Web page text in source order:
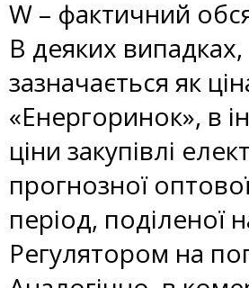
W – фактичний
В деяких випадках,
зазначається як
«Енергоринок», в
ціни закупівлі
прогнозної
період, поділеної
Регулятором на